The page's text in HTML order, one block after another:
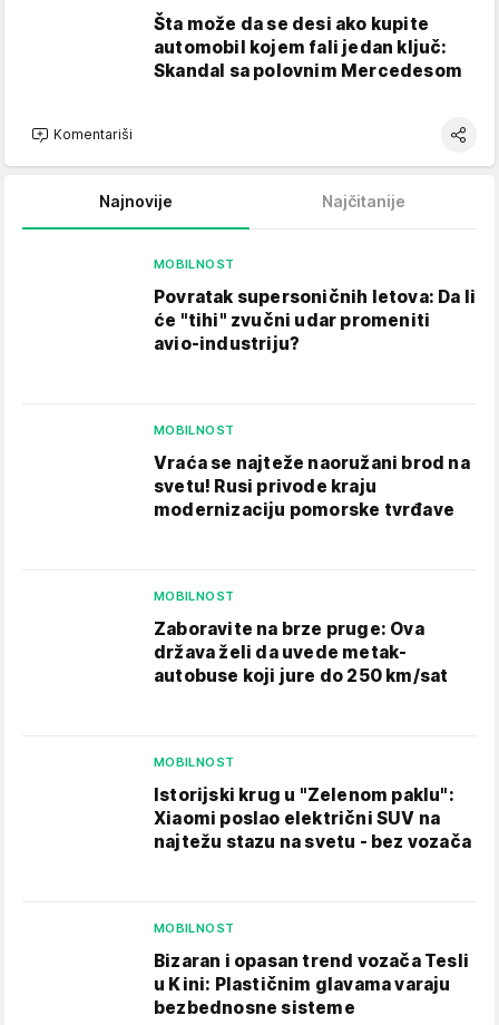
Šta može da se desi ako kupite
automobil kojem fali jedan ključ:
Skandal sa polovnim Mercedesom
Komentariši
Najnovije Najčitanije
MOBILNOST
Povratak supersoničnih letova: Da li
će "tihi" zvučni udar promeniti
avio-industriju?
MOBILNOST
Vraća se najteže naoružani brod na
svetu! Rusi privode kraju
modernizaciju pomorske tvrđave
MOBILNOST
Zaboravite na brze pruge: Ova
država želi da uvede metak-
autobuse koji jure do 250 km/sat
MOBILNOST
Istorijski krug u "Zelenom paklu":
Xiaomi poslao električni SUV na
najtežu stazu na svetu - bez vozača
MOBILNOST
Bizaran i opasan trend vozača Tesli
u Kini: Plastičnim glavama varaju
bezbednosne sisteme